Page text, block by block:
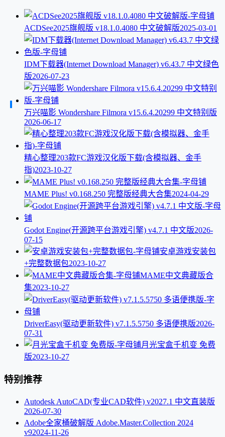
ACDSee2025旗舰版 v18.1.0.4080 中文破解版2025-03-01
IDM下载器(Internet Download Manager) v6.43.7 中文绿色
版2026-07-23
万兴喵影 Wondershare Filmora v15.6.4.20299 中文特别版
2026-06-17
精心整理203款FC游戏汉化版下载(含模拟器、金手
指)2023-10-27
MAME Plus! v0.168.250 完整版经典大合集2024-04-29
Godot Engine(开源跨平台游戏引擎) v4.7.1 中文版2026-
07-15
安卓游戏安装包
+完整数据包2023-10-27
MAME中文典藏版合
集2023-10-27
DriverEasy(驱动更新软件) v7.1.5.5750 多语便携版2026-
07-31
月光宝盒千机变 免费
版2023-10-27
特别推荐
Autodesk AutoCAD(专业CAD软件) v2027.1 中文直装版
2026-07-30
Adobe全家桶破解版 Adobe.Master.Collection 2024
v92024-11-26